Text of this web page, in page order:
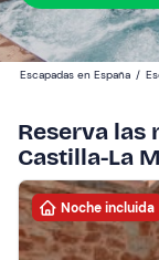
Escapadas en España /
Reserva las
Castilla-La
Noche incluida